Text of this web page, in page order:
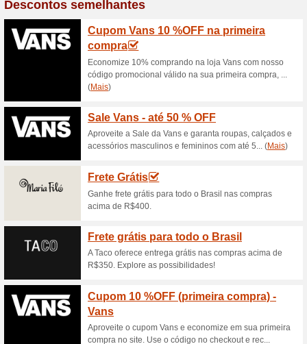
Vestidos Oh Boy
100% funcionou
Confira os vestidos da loja
até 30 % OFF! Clique e
todos os gostos e tamanhos!
Nova Coleção de
de R$128
53% funcionou